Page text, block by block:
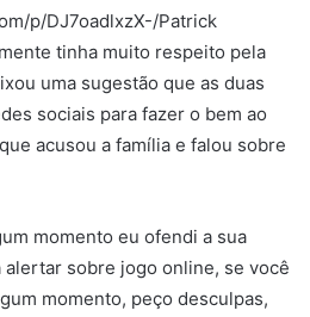
p/DJ7oadlxzX-/Patrick
tinha muito respeito pela
uma sugestão que as duas
sociais para fazer o bem ao
acusou a família e falou sobre
momento eu ofendi a sua
alertar sobre jogo online, se você
momento, peço desculpas,